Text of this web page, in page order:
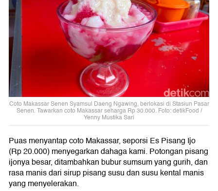
Coto Makassar Senen Syamsul Daeng Ngawing, berlokasi di Stasiun Pasar
Senen. Tawarkan coto Makassar seharga Rp 30.000. Foto: detikFood /
Yenny Mustika Sari
Puas menyantap coto Makassar, seporsi Es Pisang Ijo
(Rp 20.000) menyegarkan dahaga kami. Potongan pisang
ijonya besar, ditambahkan bubur sumsum yang gurih, dan
rasa manis dari sirup pisang susu dan susu kental manis
yang menyelerakan.